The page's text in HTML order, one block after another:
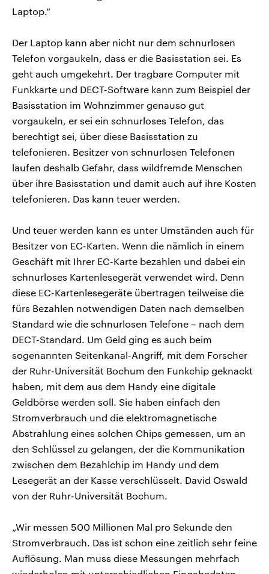
Laptop.“
Der Laptop kann aber nicht nur dem schnurlosen
Telefon vorgaukeln, dass er die Basisstation sei. Es
geht auch umgekehrt. Der tragbare Computer mit
Funkkarte und DECT-Software kann zum Beispiel der
Basisstation im Wohnzimmer genauso gut
vorgaukeln, er sei ein schnurloses Telefon, das
berechtigt sei, über diese Basisstation zu
telefonieren. Besitzer von schnurlosen Telefonen
laufen deshalb Gefahr, dass wildfremde Menschen
über ihre Basisstation und damit auch auf ihre Kosten
telefonieren. Das kann teuer werden.
Und teuer werden kann es unter Umständen auch für
Besitzer von EC-Karten. Wenn die nämlich in einem
Geschäft mit Ihrer EC-Karte bezahlen und dabei ein
schnurloses Kartenlesegerät verwendet wird. Denn
diese EC-Kartenlesegeräte übertragen teilweise die
fürs Bezahlen notwendigen Daten nach demselben
Standard wie die schnurlosen Telefone – nach dem
DECT-Standard. Um Geld ging es auch beim
sogenannten Seitenkanal-Angriff, mit dem Forscher
der Ruhr-Universität Bochum den Funkchip geknackt
haben, mit dem aus dem Handy eine digitale
Geldbörse werden soll. Sie haben einfach den
Stromverbrauch und die elektromagnetische
Abstrahlung eines solchen Chips gemessen, um an
den Schlüssel zu gelangen, der die Kommunikation
zwischen dem Bezahlchip im Handy und dem
Lesegerät an der Kasse verschlüsselt. David Oswald
von der Ruhr-Universität Bochum.
„Wir messen 500 Millionen Mal pro Sekunde den
Stromverbrauch. Das ist schon eine zeitlich sehr feine
Auflösung. Man muss diese Messungen mehrfach